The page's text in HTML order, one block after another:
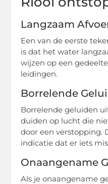
Langzaam
Een van de eerste
is dat het water
wijzen op een
leidingen.
Borrelende
Borrelende geluiden
duiden op lucht die
door een verstopping.
indicatie dat er iets
Onaangename
Als je onaangename